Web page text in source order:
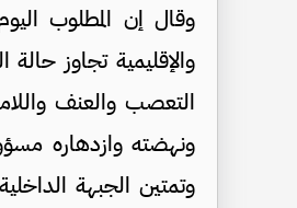
وقال إن المطلوب
والإقليمية تجاوز
التعصب والعنف
ونهضته وازدهاره
وتمتين الجبهة